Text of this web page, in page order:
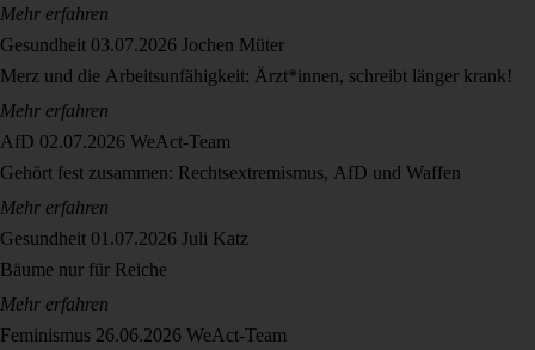
Mehr erfahren
Gesundheit 03.07.2026 Jochen Müter
Merz und die Arbeitsunfähigkeit: Ärzt*innen, schreibt länger krank!
Mehr erfahren
AfD 02.07.2026 WeAct-Team
Gehört fest zusammen: Rechtsextremismus, AfD und Waffen
Mehr erfahren
Gesundheit 01.07.2026 Juli Katz
Bäume nur für Reiche
Mehr erfahren
Feminismus 26.06.2026 WeAct-Team